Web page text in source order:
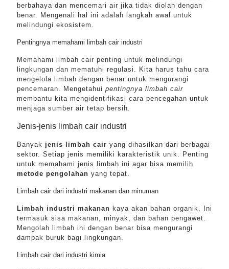
berbahaya dan mencemari air jika tidak diolah dengan
benar. Mengenali hal ini adalah langkah awal untuk
melindungi ekosistem.
Pentingnya memahami limbah cair industri
Memahami limbah cair penting untuk melindungi
lingkungan dan mematuhi regulasi. Kita harus tahu cara
mengelola limbah dengan benar untuk mengurangi
pencemaran. Mengetahui pentingnya limbah cair
membantu kita mengidentifikasi cara pencegahan untuk
menjaga sumber air tetap bersih.
Jenis-jenis limbah cair industri
Banyak jenis limbah cair yang dihasilkan dari berbagai
sektor. Setiap jenis memiliki karakteristik unik. Penting
untuk memahami jenis limbah ini agar bisa memilih
metode pengolahan yang tepat.
Limbah cair dari industri makanan dan minuman
Limbah industri makanan kaya akan bahan organik. Ini
termasuk sisa makanan, minyak, dan bahan pengawet.
Mengolah limbah ini dengan benar bisa mengurangi
dampak buruk bagi lingkungan.
Limbah cair dari industri kimia